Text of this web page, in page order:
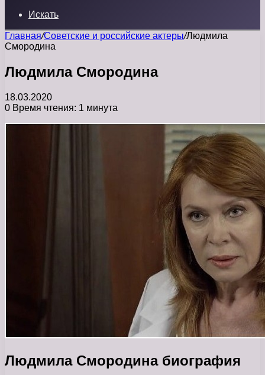
Искать
Главная/Советские и российские актеры/Людмила
Смородина
Людмила Смородина
18.03.2020
0 Время чтения: 1 минута
Людмила Смородина биография